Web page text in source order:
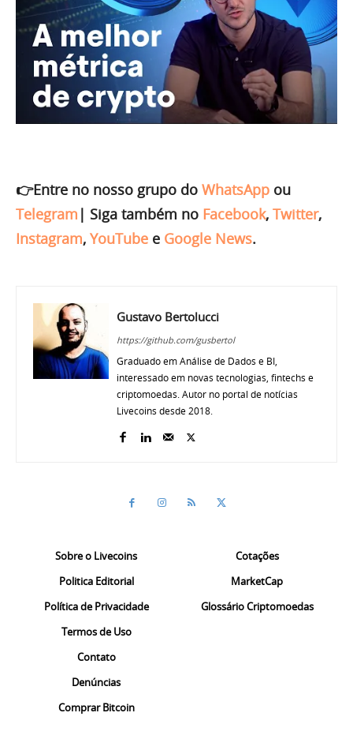
👉Entre no nosso grupo do WhatsApp ou
Telegram | Siga também no Facebook, Twitter,
Instagram, YouTube e Google News.
Gustavo Bertolucci
https://github.com/gusbertol
Graduado em Análise de Dados e BI,
interessado em novas tecnologias, fintechs e
criptomoedas. Autor no portal de notícias
Livecoins desde 2018.
Sobre o Livecoins
Politica Editorial
Política de Privacidade
Termos de Uso
Contato
Denúncias
Comprar Bitcoin
Cotações
MarketCap
Glossário Criptomoedas